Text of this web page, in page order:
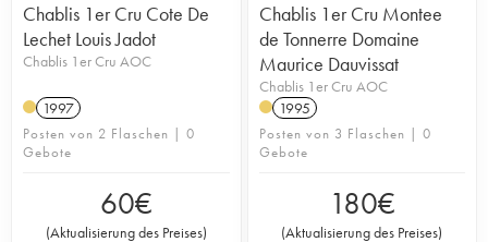
Chablis 1er Cru Cote De
Lechet Louis Jadot
Chablis 1er Cru AOC
1997
Posten von 2 Flaschen | 0
Gebote
60€
(Aktualisierung des Preises)
Chablis 1er Cru Montee
de Tonnerre Domaine
Maurice Dauvissat
Chablis 1er Cru AOC
1995
Posten von 3 Flaschen | 0
Gebote
180€
(Aktualisierung des Preises)